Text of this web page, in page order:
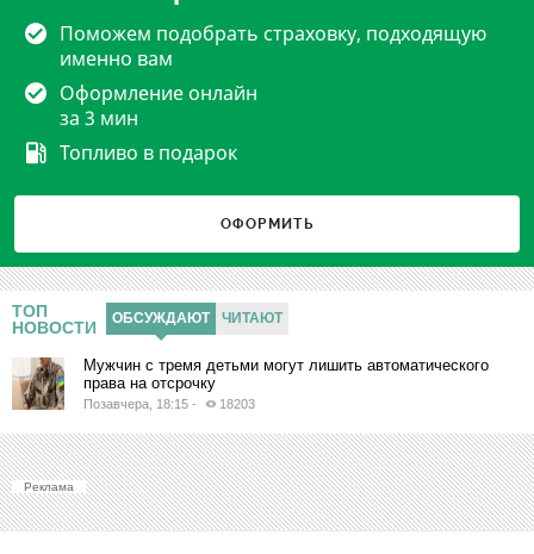
Поможем подобрать страховку, подходящую
именно вам
Оформление онлайн
за 3 мин
Топливо в подарок
ОФОРМИТЬ
ТОП
НОВОСТИ
ОБСУЖДАЮТ ЧИТАЮТ
Мужчин с тремя детьми могут лишить автоматического
права на отсрочку
Позавчера, 18:15 - 18203
Реклама